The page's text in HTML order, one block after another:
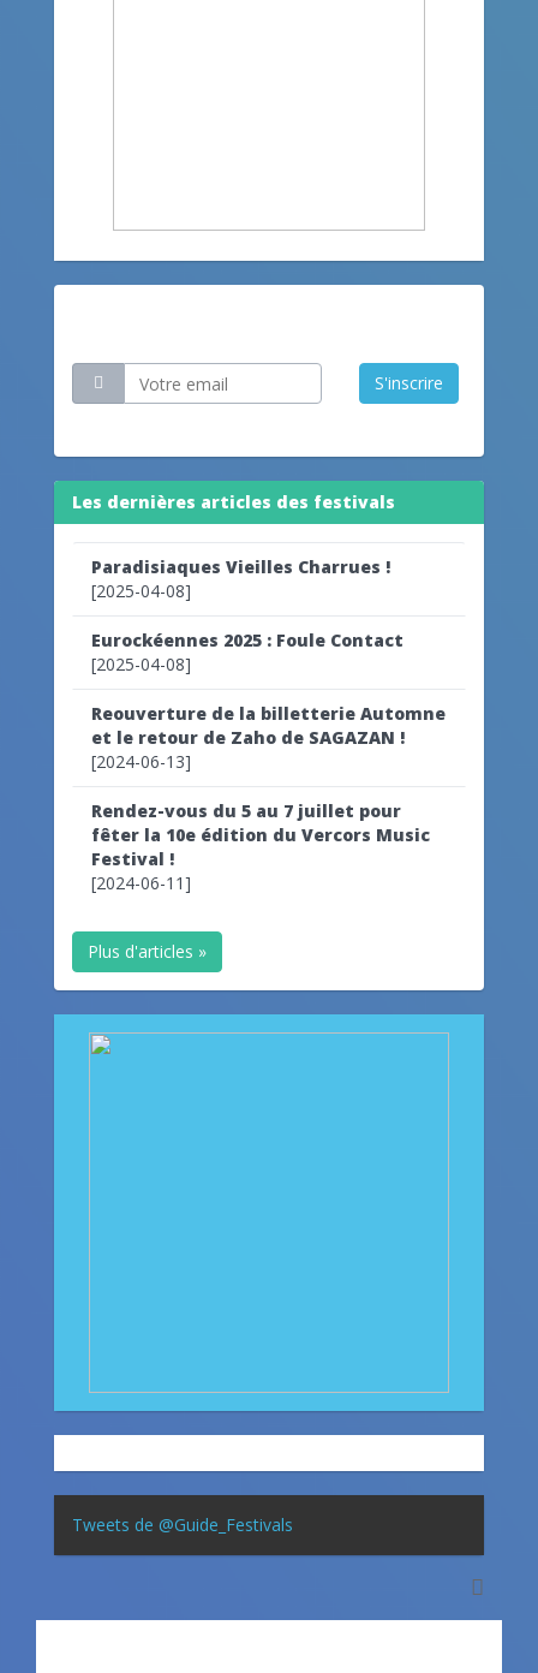
S'inscrire
Les dernières articles des festivals
Paradisiaques Vieilles Charrues !
[2025-04-08]
Eurockéennes 2025 : Foule Contact
[2025-04-08]
Reouverture de la billetterie Automne
et le retour de Zaho de SAGAZAN !
[2024-06-13]
Rendez-vous du 5 au 7 juillet pour
fêter la 10e édition du Vercors Music
Festival !
[2024-06-11]
Plus d'articles »
Tweets de @Guide_Festivals